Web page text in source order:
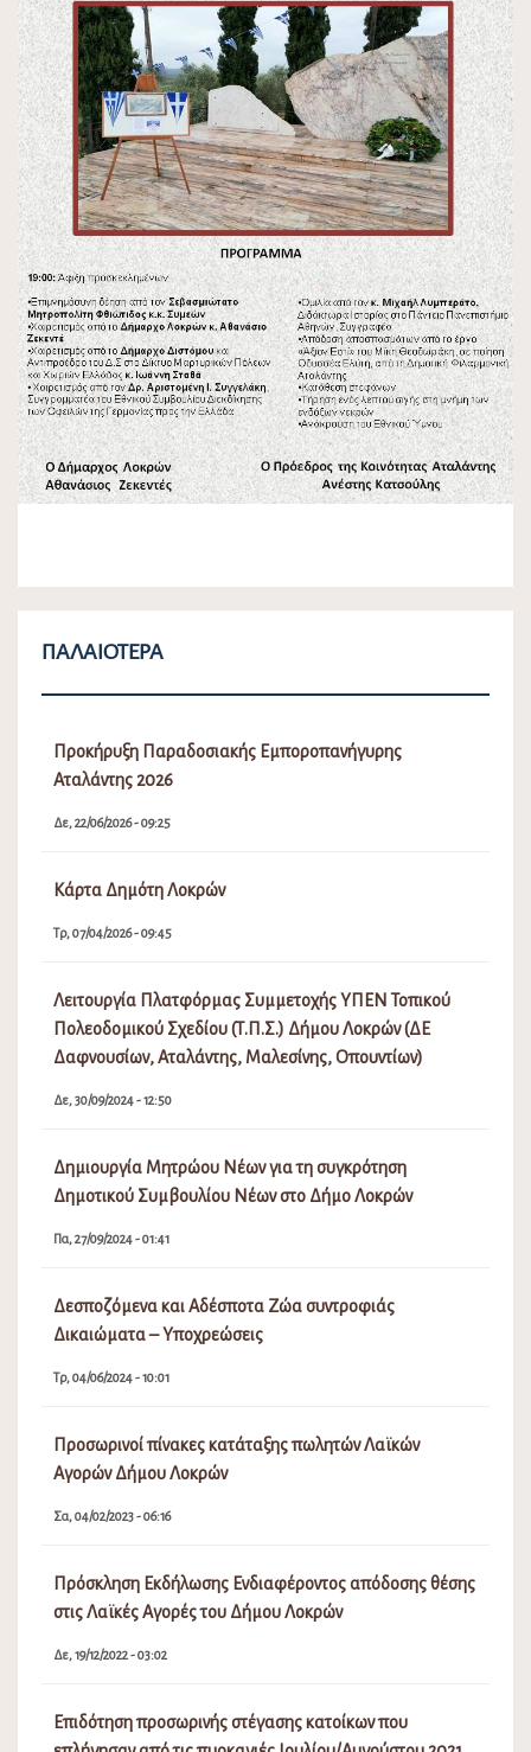
ΠΑΛΑΙΌΤΕΡΑ
Προκήρυξη Παραδοσιακής Εμποροπανήγυρης
Αταλάντης 2026
Δε, 22/06/2026 - 09:25
Κάρτα Δημότη Λοκρών
Τρ, 07/04/2026 - 09:45
Λειτουργία Πλατφόρμας Συμμετοχής ΥΠΕΝ Τοπικού
Πολεοδομικού Σχεδίου (Τ.Π.Σ.) Δήμου Λοκρών (ΔΕ
Δαφνουσίων, Αταλάντης, Μαλεσίνης, Οπουντίων)
Δε, 30/09/2024 - 12:50
Δημιουργία Μητρώου Νέων για τη συγκρότηση
Δημοτικού Συμβουλίου Νέων στο Δήμο Λοκρών
Πα, 27/09/2024 - 01:41
Δεσποζόμενα και Αδέσποτα Ζώα συντροφιάς
Δικαιώματα – Υποχρεώσεις
Τρ, 04/06/2024 - 10:01
Προσωρινοί πίνακες κατάταξης πωλητών Λαϊκών
Αγορών Δήμου Λοκρών
Σα, 04/02/2023 - 06:16
Πρόσκληση Εκδήλωσης Ενδιαφέροντος απόδοσης θέσης
στις Λαϊκές Αγορές του Δήμου Λοκρών
Δε, 19/12/2022 - 03:02
Επιδότηση προσωρινής στέγασης κατοίκων που